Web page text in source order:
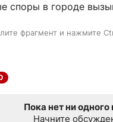
споры в городе
фрагмент и нажмите
Пока нет ни
Начните